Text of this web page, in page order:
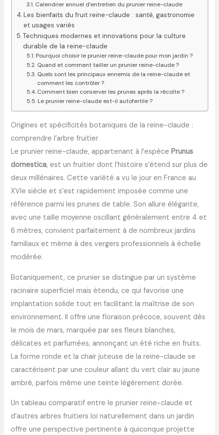
Calendrier annuel d’entretien du prunier reine-claude
Les bienfaits du fruit reine-claude : santé, gastronomie
et usages variés
Techniques modernes et innovations pour la culture
durable de la reine-claude
Pourquoi choisir le prunier reine-claude pour mon jardin ?
Quand et comment tailler un prunier reine-claude ?
Quels sont les principaux ennemis de la reine-claude et
comment les contrôler ?
Comment bien conserver les prunes après la récolte ?
Le prunier reine-claude est-il autofertile ?
Origines et spécificités botaniques de la reine-claude :
comprendre l’arbre fruitier
Le prunier reine-claude, appartenant à l’espècePrunus
domestica, est un fruitier dont l’histoire s’étend sur plus de
deux millénaires. Cette variété a vu le jour en France au
XVIe siècle et s’est rapidement imposée comme une
référence parmi les prunes de table. Son allure élégante,
avec une taille moyenne oscillant généralement entre 4 et
6 mètres, convient parfaitement à de nombreux jardins
familiaux et même à des vergers professionnels à échelle
modérée.
Botaniquement, ce prunier se distingue par un système
racinaire superficiel mais étendu, ce qui favorise une
implantation solide tout en facilitant la maîtrise de son
environnement. Il offre une floraison précoce, souvent dès
le mois de mars, marquée par ses fleurs blanches,
délicates et parfumées, annonçant un été riche en fruits.
La forme ronde et la chair juteuse de la reine-claude se
caractérisent par une couleur allant du vert clair au jaune
ambré, parfois même une teinte légèrement dorée.
Un tableau comparatif entre le prunier reine-claude et
d’autres arbres fruitiers loi naturellement dans un jardin
offre une perspective pertinente à quiconque projette